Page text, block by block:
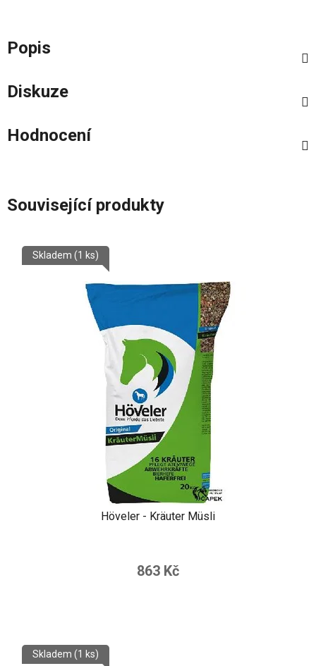
Popis
Diskuze
Hodnocení
Související produkty
Höveler - Kräuter Müsli
Skladem (1 ks)
863 Kč
Skladem (1 ks)